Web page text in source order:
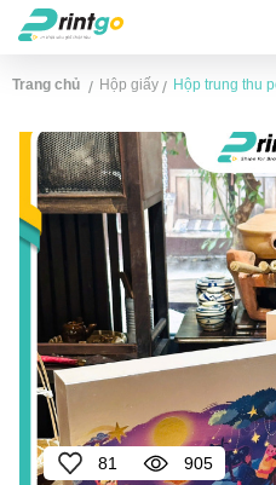
Trang chủ / Hộp giấy / Hộp trung thu
81 905